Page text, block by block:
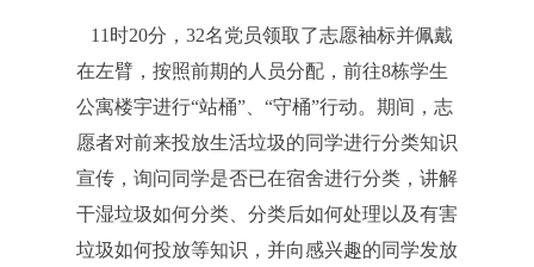
11时20分，32名党员领取了志愿袖标并佩戴
在左臂，按照前期的人员分配，前往8栋学生
公寓楼宇进行“站桶”、“守桶”行动。期间，志
愿者对前来投放生活垃圾的同学进行分类知识
宣传，询问同学是否已在宿舍进行分类，讲解
干湿垃圾如何分类、分类后如何处理以及有害
垃圾如何投放等知识，并向感兴趣的同学发放